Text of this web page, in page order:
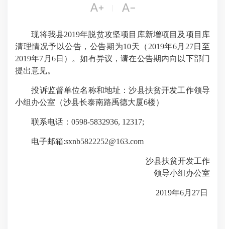
 
现将我县2019年脱贫攻坚项目库新增项目及项目库
清理情况予以公告，公告期为10天（2019年6月27日至
2019年7月6日）。如有异议，请在公告期内向以下部门
提出意见。
投诉监督单位名称和地址：沙县扶贫开发工作领导
小组办公室（沙县长泰南路禹德大厦6楼）
联系电话：0598-5832936, 12317;
电子邮箱:sxnb5822252@163.com
沙县扶贫开发工作
领导小组办公室
2019年6月27日